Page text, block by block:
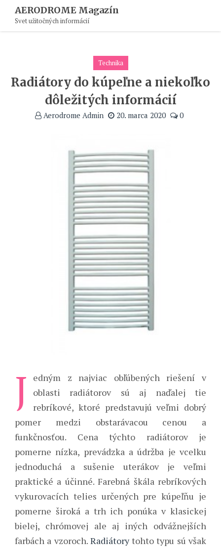
Content
AERODROME Magazín
Svet užitočných informácií
Technika
Radiátory do kúpeľne a niekoľko
dôležitých informácií
Aerodrome Admin 20. marca 2020 0
J
edným z najviac obľúbených riešení v
oblasti radiátorov sú aj naďalej tie
rebríkové, ktoré predstavujú veľmi dobrý
pomer medzi obstarávacou cenou a
funkčnosťou. Cena týchto radiátorov je
pomerne nízka, prevádzka a údržba je vcelku
jednoduchá a sušenie uterákov je veľmi
praktické a účinné. Farebná škála rebríkových
vykurovacích telies určených pre kúpeľňu je
pomerne široká a trh ich ponúka v klasickej
bielej, chrómovej ale aj iných odvážnejších
farbách a vzoroch. Radiátorytohto typu sú však